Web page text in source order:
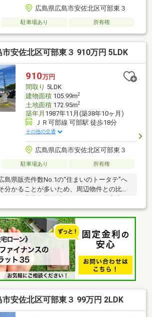
広島県広島市安佐北区可部東３
駐車場あり 所有権
市安佐北区可部東３ 910万円 5LDK
910万円
間取り 5LDK
建物面積105.99m2
土地面積172.95m2
築年月 1987年11月(築38年10ヶ月)
ＪＲ可部線 可部駅 徒歩18分
その他の交通
広島県広島市安佐北区可部東３
駐車場あり 所有権
島県販売件数No.1の“住まいのトータテ”へ
分かることが多いため、周辺物件との比較
あわせてぜひご見学ください！※角地のた
※接道の幅員が約6ｍあるため、駐車、離合
長制限あり）2台です※5ＬＤＫの間取りで大
市安佐北区可部東３ 99万円 2LDK